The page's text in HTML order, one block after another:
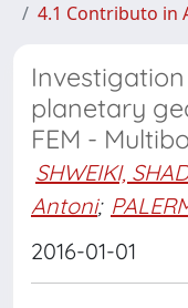
4.1 Contributo in
planetary
FEM -
SHWEIKI,
Antoni;
2016-01-01